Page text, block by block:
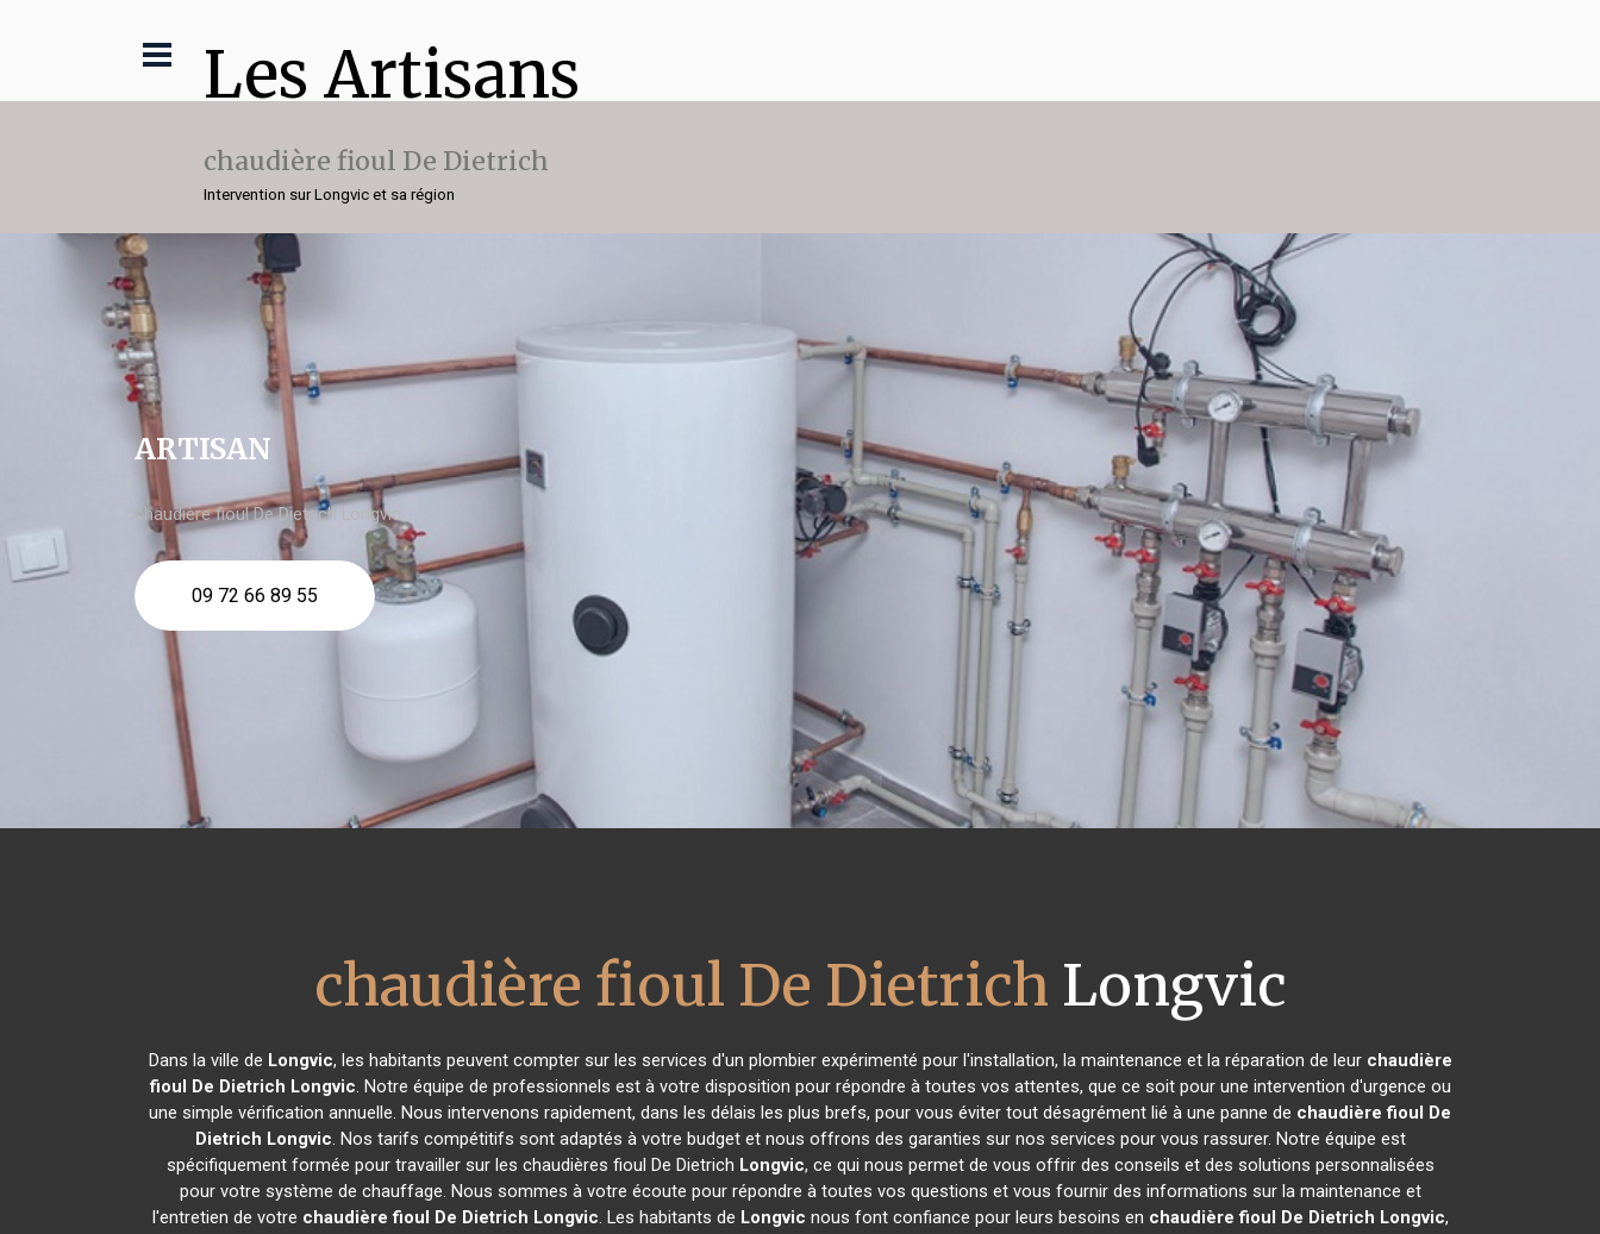
Les Artisans
chaudière fioul De Dietrich
Intervention sur Longvic et sa région
ARTISAN
chaudière fioul De Dietrich Longvic
09 72 66 89 55
chaudière fioul De Dietrich Longvic
Dans la ville de Longvic, les habitants peuvent compter sur les services d'un plombier expérimenté pour l'installation, la maintenance et la réparation de leur chaudière
fioul De Dietrich Longvic. Notre équipe de professionnels est à votre disposition pour répondre à toutes vos attentes, que ce soit pour une intervention d'urgence ou
une simple vérification annuelle. Nous intervenons rapidement, dans les délais les plus brefs, pour vous éviter tout désagrément lié à une panne de chaudière fioul De
Dietrich Longvic. Nos tarifs compétitifs sont adaptés à votre budget et nous offrons des garanties sur nos services pour vous rassurer. Notre équipe est
spécifiquement formée pour travailler sur les chaudières fioul De Dietrich Longvic, ce qui nous permet de vous offrir des conseils et des solutions personnalisées
pour votre système de chauffage. Nous sommes à votre écoute pour répondre à toutes vos questions et vous fournir des informations sur la maintenance et
l'entretien de votre chaudière fioul De Dietrich Longvic. Les habitants de Longvic nous font confiance pour leurs besoins en chaudière fioul De Dietrich Longvic,